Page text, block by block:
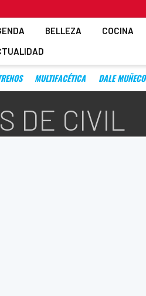
BELLEZA COCINA
MULTIFACÉTICA DALE MUÑECO
DE CIVIL